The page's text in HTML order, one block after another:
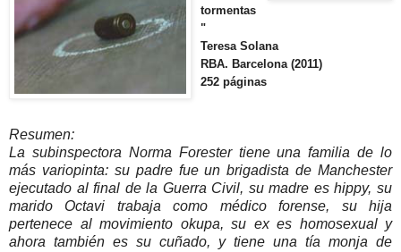
tormentas
"
Teresa Solana
RBA. Barcelona (2011)
252 páginas
Resumen:
La subinspectora Norma Forester tiene una familia de lo
más variopinta: su padre fue un brigadista de Manchester
ejecutado al final de la Guerra Civil, su madre es hippy, su
marido Octavi trabaja como médico forense, su hija
pertenece al movimiento okupa, su ex es homosexual y
ahora también es su cuñado, y tiene una tía monja de